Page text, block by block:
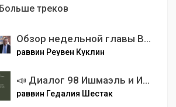
Больше треков
Обзор недельной главы Вайеце | раввин Реувен Куклин
раввин Реувен Куклин
📣 Диалог 98 Ишмаэль и Ицхак. Похожие и разные.
раввин Гедалия Шестак